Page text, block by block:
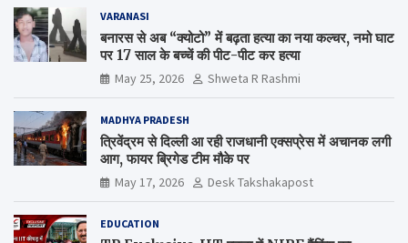
VARANASI
बनारस से अब “क्योटो” में बढ़ता हत्या का नया कल्चर, नमो घाट
पर 17 साल के बच्चें की पीट-पीट कर हत्या
May 25, 2026 Shweta R Rashmi
MADHYA PRADESH
त्रिवेंद्रम से दिल्ली आ रही राजधानी एक्सप्रेस में अचानक लगी
आग, फायर ब्रिगेड टीम मौके पर
May 17, 2026 Desk Takshakapost
EDUCATION